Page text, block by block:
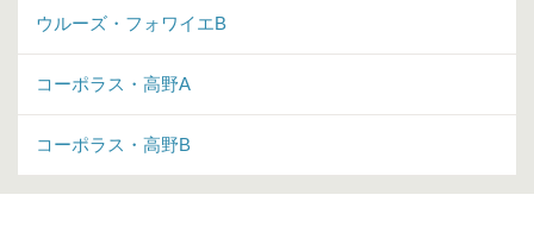
ウルーズ・フォワイエB
コーポラス・高野A
コーポラス・高野B